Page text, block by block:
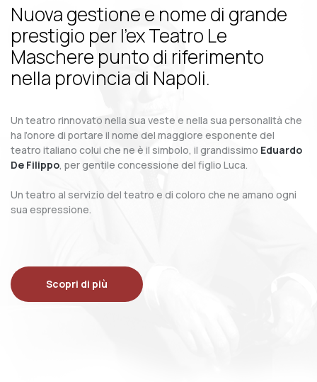
Nuova gestione e nome di grande
prestigio per l’ex Teatro Le
Maschere punto di riferimento
nella provincia di Napoli.
Un teatro rinnovato nella sua veste e nella sua personalità che
ha l’onore di portare il nome del maggiore esponente del
teatro italiano colui che ne è il simbolo, il grandissimo Eduardo
De Filippo, per gentile concessione del figlio Luca.
Un teatro al servizio del teatro e di coloro che ne amano ogni
sua espressione.
Scopri di più